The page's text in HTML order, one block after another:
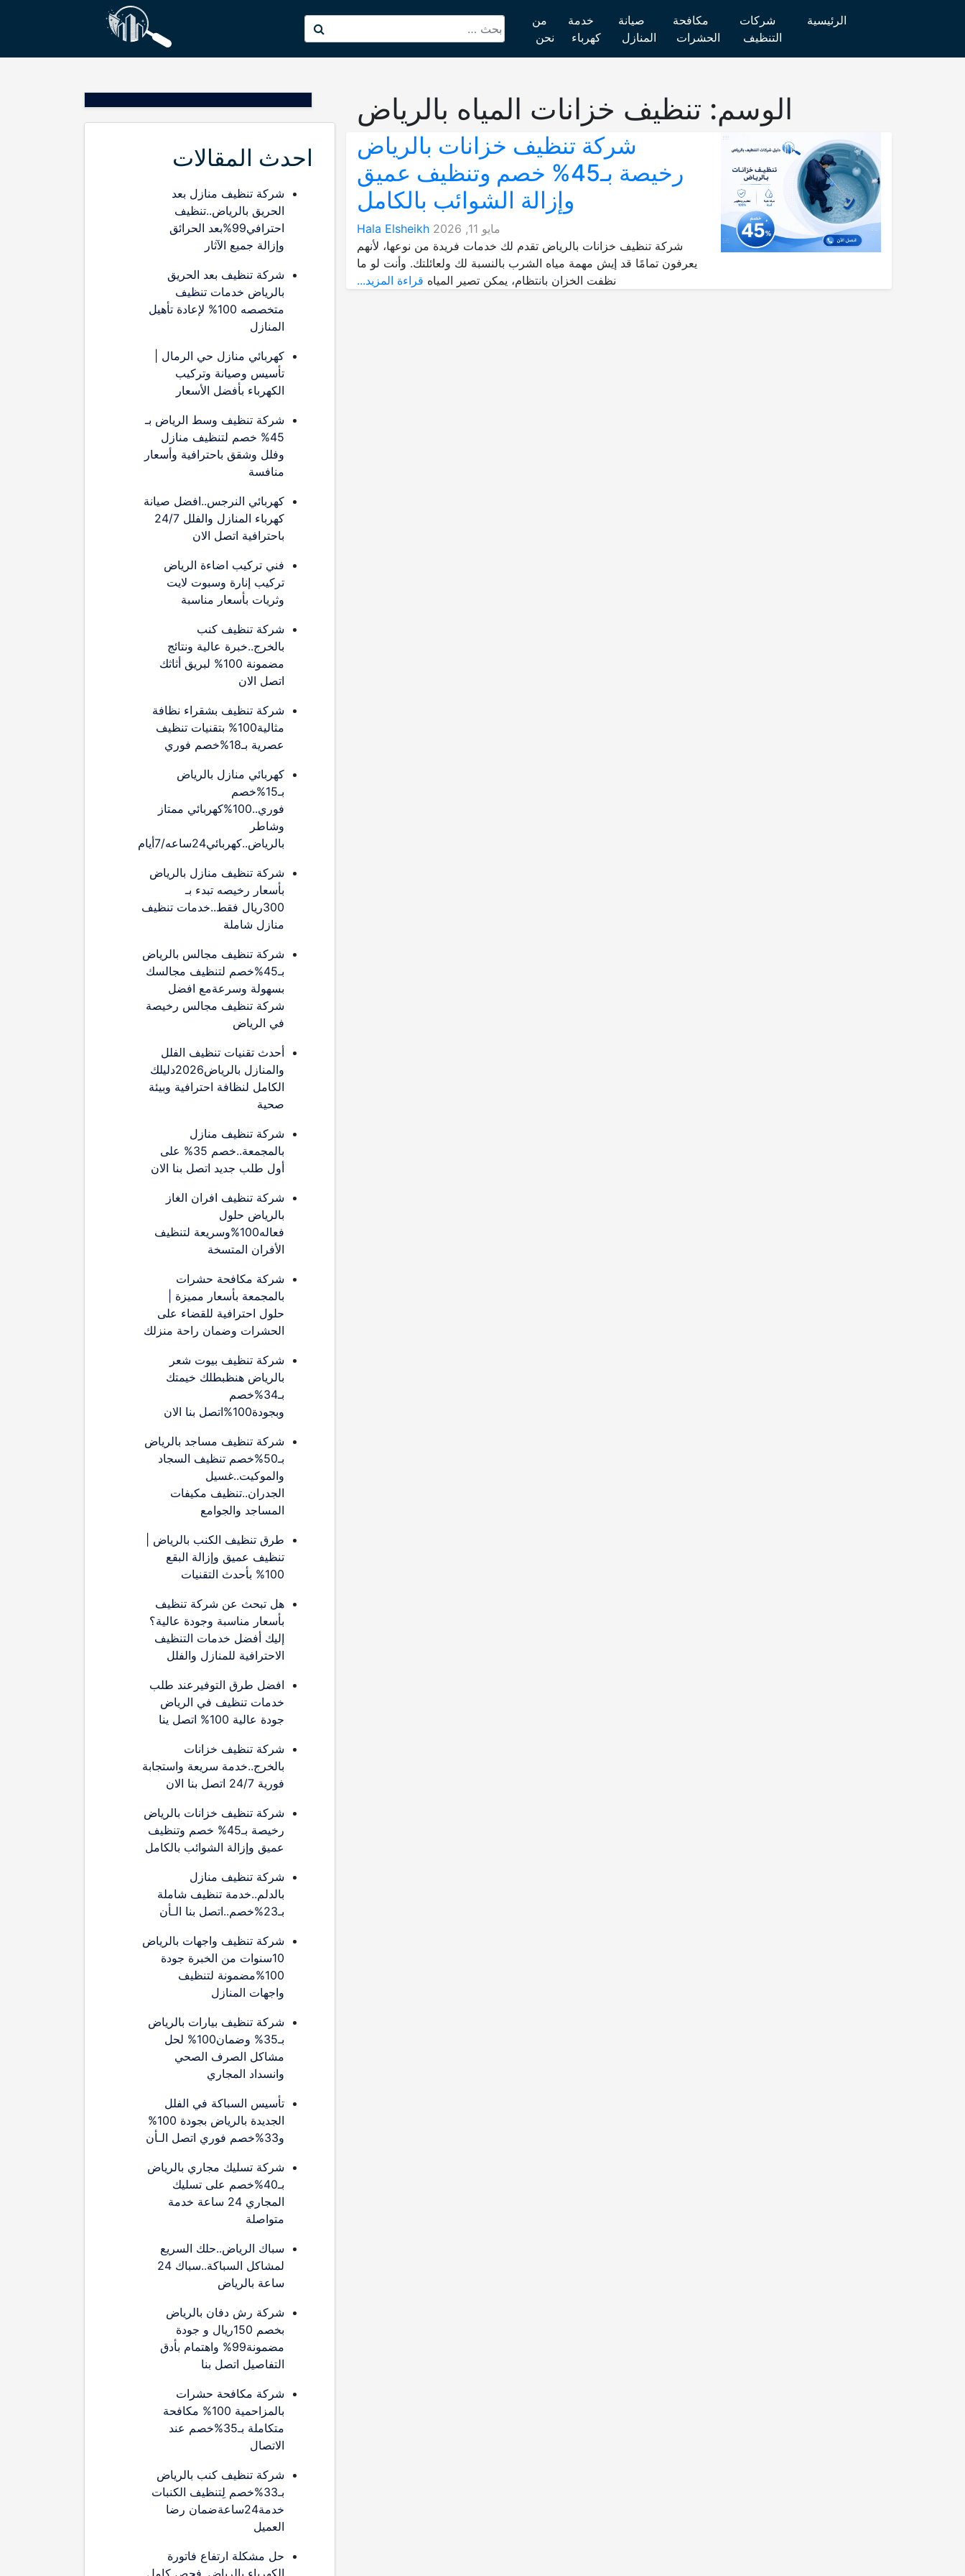
الرئيسية
شركات
التنظيف
مكافحة
الحشرات
صيانة
المنازل
خدمة
كهرباء
من
نحن
عن:
الوسم: تنظيف خزانات المياه بالرياض
شركة تنظيف خزانات بالرياض
رخيصة بـ45% خصم وتنظيف عميق
وإزالة الشوائب بالكامل
مايو 11, 2026
Hala Elsheikh
شركة تنظيف خزانات بالرياض تقدم لك خدمات فريدة من نوعها، لأنهم
يعرفون تمامًا قد إيش مهمة مياه الشرب بالنسبة لك ولعائلتك. وأنت لو ما
نظفت الخزان بانتظام، يمكن تصير المياه قراءة المزيد...
احدث المقالات
شركة تنظيف منازل بعد
الحريق بالرياض..تنظيف
احترافي99%بعد الحرائق
وإزالة جميع الآثار
شركة تنظيف بعد الحريق
بالرياض خدمات تنظيف
متخصصه 100% لإعادة تأهيل
المنازل
كهربائي منازل حي الرمال |
تأسيس وصيانة وتركيب
الكهرباء بأفضل الأسعار
شركة تنظيف وسط الرياض بـ
45% خصم لتنظيف منازل
وفلل وشقق باحترافية وأسعار
منافسة
كهربائي النرجس..افضل صيانة
كهرباء المنازل والفلل 24/7
باحترافية اتصل الان
فني تركيب اضاءة الرياض
تركيب إنارة وسبوت لايت
وثريات بأسعار مناسبة
شركة تنظيف كنب
بالخرج..خبرة عالية ونتائج
مضمونة 100% لبريق أثاثك
اتصل الان
شركة تنظيف بشقراء نظافة
مثالية100% بتقنيات تنظيف
عصرية بـ18%خصم فوري
كهربائي منازل بالرياض
بـ15%خصم
فوري..100%كهربائي ممتاز
وشاطر
بالرياض..كهربائي24ساعه/7أيام
شركة تنظيف منازل بالرياض
بأسعار رخيصه تبدء بـ
300ريال فقط..خدمات تنظيف
منازل شاملة
شركة تنظيف مجالس بالرياض
بـ45%خصم لتنظيف مجالسك
بسهولة وسرعةمع افضل
شركة تنظيف مجالس رخيصة
في الرياض
أحدث تقنيات تنظيف الفلل
والمنازل بالرياض2026دليلك
الكامل لنظافة احترافية وبيئة
صحية
شركة تنظيف منازل
بالمجمعة..خصم 35% على
أول طلب جديد اتصل بنا الان
شركة تنظيف افران الغاز
بالرياض حلول
فعاله100%وسريعة لتنظيف
الأفران المتسخة
شركة مكافحة حشرات
بالمجمعة بأسعار مميزة |
حلول احترافية للقضاء على
الحشرات وضمان راحة منزلك
شركة تنظيف بيوت شعر
بالرياض هنظبطلك خيمتك
بـ34%خصم
وبجودة100%اتصل بنا الان
شركة تنظيف مساجد بالرياض
بـ50%خصم تنظيف السجاد
والموكيت..غسيل
الجدران..تنظيف مكيفات
المساجد والجوامع
طرق تنظيف الكنب بالرياض |
تنظيف عميق وإزالة البقع
100% بأحدث التقنيات
هل تبحث عن شركة تنظيف
بأسعار مناسبة وجودة عالية؟
إليك أفضل خدمات التنظيف
الاحترافية للمنازل والفلل
افضل طرق التوفيرعند طلب
خدمات تنظيف في الرياض
جودة عالية 100% اتصل ينا
شركة تنظيف خزانات
بالخرج..خدمة سريعة واستجابة
فورية 24/7 اتصل بنا الان
شركة تنظيف خزانات بالرياض
رخيصة بـ45% خصم وتنظيف
عميق وإزالة الشوائب بالكامل
شركة تنظيف منازل
بالدلم..خدمة تنظيف شاملة
بـ23%خصم..اتصل بنا الـأن
شركة تنظيف واجهات بالرياض
10سنوات من الخبرة جودة
100%مضمونة لتنظيف
واجهات المنازل
شركة تنظيف بيارات بالرياض
بـ35% وضمان100% لحل
مشاكل الصرف الصحي
وانسداد المجاري
تأسيس السباكة في الفلل
الجديدة بالرياض بجودة 100%
و33%خصم فوري اتصل الـأن
شركة تسليك مجاري بالرياض
بـ40%خصم على تسليك
المجاري 24 ساعة خدمة
متواصلة
سباك الرياض..حلك السريع
لمشاكل السباكة..سباك 24
ساعة بالرياض
شركة رش دفان بالرياض
بخصم 150ريال و جودة
مضمونة99% واهتمام بأدق
التفاصيل اتصل بنا
شركة مكافحة حشرات
بالمزاحمية 100% مكافحة
متكاملة بـ35%خصم عند
الاتصال
شركة تنظيف كنب بالرياض
بـ33%خصم لِتنظيف الكنبات
خدمة24ساعةضمان رضا
العميل
حل مشكلة ارتفاع فاتورة
الكهرباء بالرياض..فحص كامل